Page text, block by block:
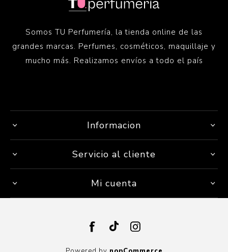
Somos TU Perfumería, la tienda online de las
grandes marcas. Perfumes, cosméticos, maquillaje y
mucho más. Realizamos envíos a todo el país
Informacion
Servicio al cliente
Mi cuenta